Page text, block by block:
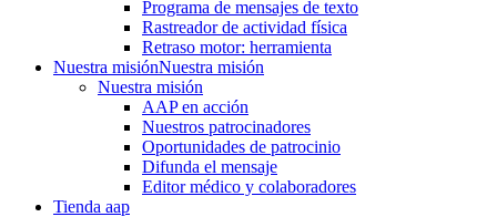
Programa de mensajes de texto
Rastre​​ador de activida​d física
Retraso motor: herramienta
Nuestra misiónNuestra misión
Nuestra misión
AAP en acción
Nuestros patrocinadores
Oportunidades de patrocinio
Difunda el mensaje
Editor médico y colaboradores
Tienda aap